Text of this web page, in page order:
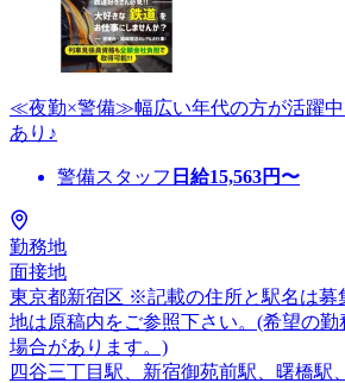
≪夜勤×警備≫幅広い年代の方が活躍中
あり♪
警備スタッフ 日給15,563円〜
勤務地
面接地
東京都新宿区 ※記載の住所と駅名は募
地は原稿内をご参照下さい。(希望の
場合があります。)
四谷三丁目駅、新宿御苑前駅、曙橋駅